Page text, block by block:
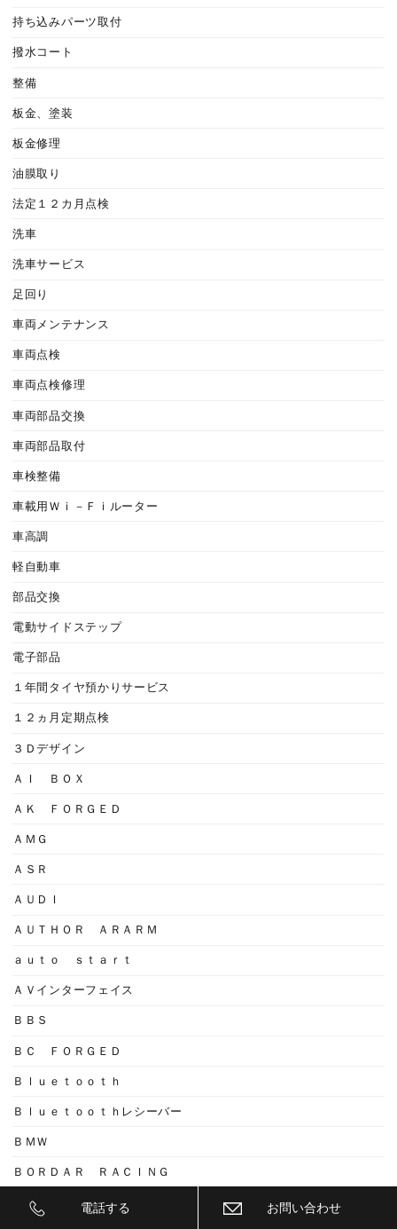
持ち込みパーツ取付
撥水コート
整備
板金、塗装
板金修理
油膜取り
法定１２カ月点検
洗車
洗車サービス
足回り
車両メンテナンス
車両点検
車両点検修理
車両部品交換
車両部品取付
車検整備
車載用Ｗｉ－Ｆｉルーター
車高調
軽自動車
部品交換
電動サイドステップ
電子部品
１年間タイヤ預かりサービス
１２ヵ月定期点検
３Ｄデザイン
ＡＩ ＢＯＸ
ＡＫ ＦＯＲＧＥＤ
ＡＭＧ
ＡＳＲ
ＡＵＤＩ
ＡＵＴＨＯＲ ＡＲＡＲＭ
ａｕｔｏ ｓｔａｒｔ
ＡＶインターフェイス
ＢＢＳ
ＢＣ ＦＯＲＧＥＤ
Ｂｌｕｅｔｏｏｔｈ
Ｂｌｕｅｔｏｏｔｈレシーバー
ＢＭＷ
ＢＯＲＤＡＲ ＲＡＣＩＮＧ
ＢＳ 電話する お問い合わせ